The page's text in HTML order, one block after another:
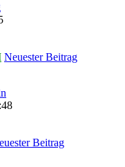
Neuester Beitrag
Beitrag